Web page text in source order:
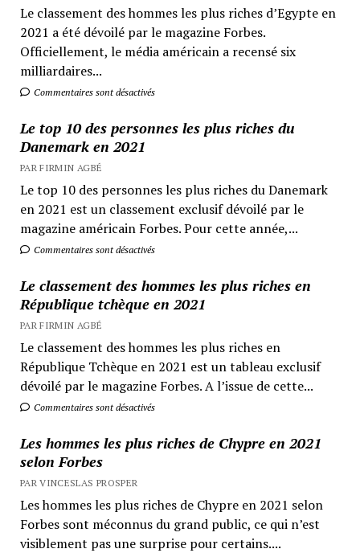
Le classement des hommes les plus riches d’Egypte en
2021 a été dévoilé par le magazine Forbes.
Officiellement, le média américain a recensé six
milliardaires...
Commentaires sont désactivés
Le top 10 des personnes les plus riches du
Danemark en 2021
PAR FIRMIN AGBÉ
Le top 10 des personnes les plus riches du Danemark
en 2021 est un classement exclusif dévoilé par le
magazine américain Forbes. Pour cette année,...
Commentaires sont désactivés
Le classement des hommes les plus riches en
République tchèque en 2021
PAR FIRMIN AGBÉ
Le classement des hommes les plus riches en
République Tchèque en 2021 est un tableau exclusif
dévoilé par le magazine Forbes. A l’issue de cette...
Commentaires sont désactivés
Les hommes les plus riches de Chypre en 2021
selon Forbes
PAR VINCESLAS PROSPER
Les hommes les plus riches de Chypre en 2021 selon
Forbes sont méconnus du grand public, ce qui n’est
visiblement pas une surprise pour certains....